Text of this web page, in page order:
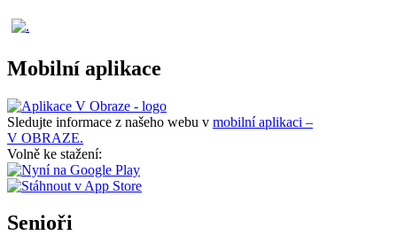
Mobilní aplikace
Sledujte informace z našeho webu v mobilní aplikaci –
V OBRAZE.
Volně ke stažení:
Senioři